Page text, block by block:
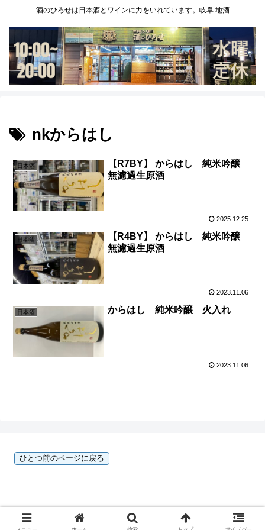
酒のひろせは日本酒とワインに力をいれています。岐阜 地酒
nkからはし
日本酒
【R7BY】 からはし 純米吟醸
無濾過生原酒
2025.12.25
日本酒
【R4BY】 からはし 純米吟醸
無濾過生原酒
2023.11.06
日本酒 からはし 純米吟醸 火入れ
2023.11.06
Copyright © 2023 酒のひろせ 広瀬史樹 All Rights Reserved.